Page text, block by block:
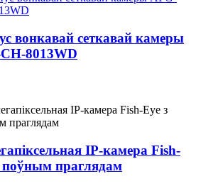
вонкавай сеткавай камеры
8013WD
IP-камера Fish-
поўным праглядам